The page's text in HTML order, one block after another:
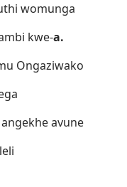
womunga
kwe-a.
Ongaziwako
angekhe avune